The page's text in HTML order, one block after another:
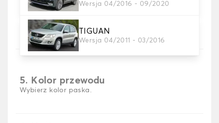
Wersja 04/2016 - 09/2020
TIGUAN
Wersja 04/2011 - 03/2016
Wybierz materiał paska.
5. Kolor przewodu
Wybierz kolor paska.